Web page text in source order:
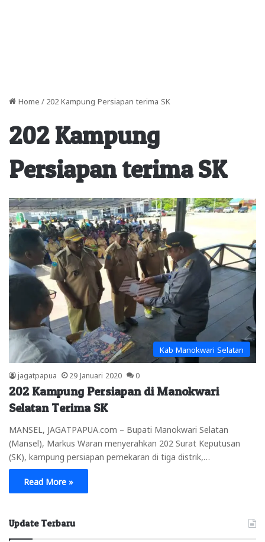
Home / 202 Kampung Persiapan terima SK
202 Kampung
Persiapan terima SK
Kab Manokwari Selatan
jagatpapua 29 Januari 2020 0
202 Kampung Persiapan di Manokwari
Selatan Terima SK
MANSEL, JAGATPAPUA.com – Bupati Manokwari Selatan
(Mansel), Markus Waran menyerahkan 202 Surat Keputusan
(SK), kampung persiapan pemekaran di tiga distrik,…
Read More »
Update Terbaru